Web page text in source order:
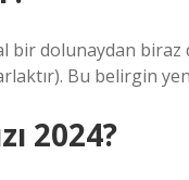
dolunaydan
Bu belirgin
2024?